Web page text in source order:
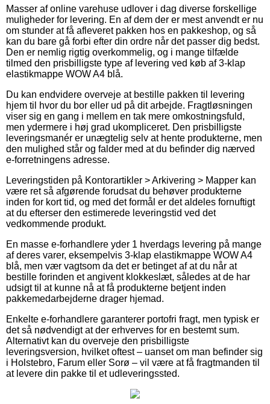
Masser af online varehuse udlover i dag diverse forskellige
muligheder for levering. En af dem der er mest anvendt er nu
om stunder at få afleveret pakken hos en pakkeshop, og så
kan du bare gå forbi efter din ordre når det passer dig bedst.
Den er nemlig rigtig overkommelig, og i mange tilfælde
tilmed den prisbilligste type af levering ved køb af 3-klap
elastikmappe WOW A4 blå.
Du kan endvidere overveje at bestille pakken til levering
hjem til hvor du bor eller ud på dit arbejde. Fragtløsningen
viser sig en gang i mellem en tak mere omkostningsfuld,
men ydermere i høj grad ukompliceret. Den prisbilligste
leveringsmanér er unægtelig selv at hente produkterne, men
den mulighed står og falder med at du befinder dig nærved
e-forretningens adresse.
Leveringstiden på Kontorartikler > Arkivering > Mapper kan
være ret så afgørende forudsat du behøver produkterne
inden for kort tid, og med det formål er det aldeles fornuftigt
at du efterser den estimerede leveringstid ved det
vedkommende produkt.
En masse e-forhandlere yder 1 hverdags levering på mange
af deres varer, eksempelvis 3-klap elastikmappe WOW A4
blå, men vær vagtsom da det er betinget af at du når at
bestille forinden et angivent klokkeslæt, således at de har
udsigt til at kunne nå at få produkterne betjent inden
pakkemedarbejderne drager hjemad.
Enkelte e-forhandlere garanterer portofri fragt, men typisk er
det så nødvendigt at der erhverves for en bestemt sum.
Alternativt kan du overveje den prisbilligste
leveringsversion, hvilket oftest – uanset om man befinder sig
i Holstebro, Farum eller Sorø – vil være at få fragtmanden til
at levere din pakke til et udleveringssted.